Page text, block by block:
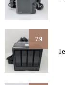
7.9